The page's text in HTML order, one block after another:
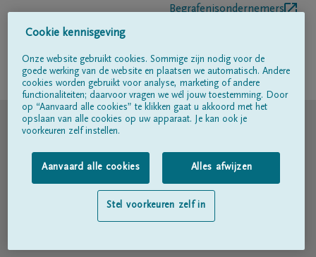
Begrafenisondernemers
Volg ons op
© DELA
Gebruiksvoorwaarden
Privacyverklaring
Toegankelijkheidsverklaring
Cookie kennisgeving
Onze website gebruikt cookies. Sommige zijn nodig voor de
goede werking van de website en plaatsen we automatisch. Andere
cookies worden gebruikt voor analyse, marketing of andere
functionaliteiten; daarvoor vragen we wél jouw toestemming. Door
op “Aanvaard alle cookies” te klikken gaat u akkoord met het
opslaan van alle cookies op uw apparaat. Je kan ook je
voorkeuren zelf instellen.
Aanvaard alle cookies Alles afwijzen
Stel voorkeuren zelf in